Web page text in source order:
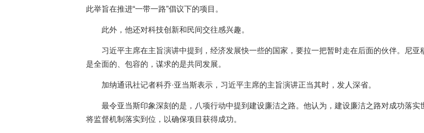
此举旨在推进“一带一路”倡议下的项目。
此外，他还对科技创新和民间交往感兴趣。
习近平主席在主旨演讲中提到，经济发展快一些的国家，要拉一把暂时走在后面的伙伴。尼亚
是全面的、包容的，谋求的是共同发展。
加纳通讯社记者科乔·亚当斯表示，习近平主席的主旨演讲正当其时，发人深省。
最令亚当斯印象深刻的是，八项行动中提到建设廉洁之路。他认为，建设廉洁之路对成功落
将监督机制落实到位，以确保项目获得成功。